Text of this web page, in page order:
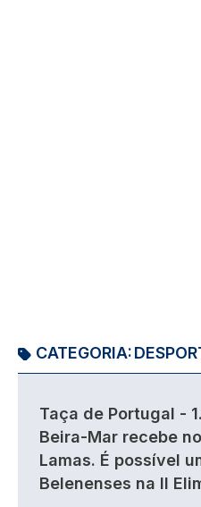
CATEGORIA:
Taça de Portugal -
Beira-Mar recebe
Lamas. É possível
Belenenses na II